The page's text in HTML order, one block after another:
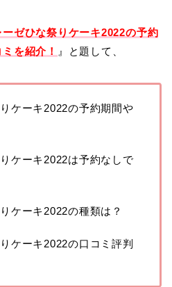
ーゼひな祭りケーキ2022の予約
を紹介！
』と題して、
ケーキ2022の予約期間や
ケーキ2022は予約なしで
ケーキ2022の種類は？
ケーキ2022の口コミ評判